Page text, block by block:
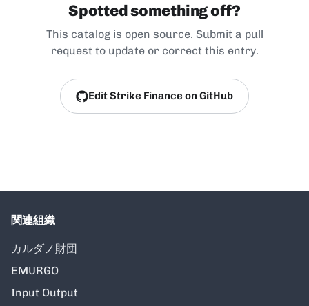
Spotted something off?
This catalog is open source. Submit a pull
request to update or correct this entry.
Edit Strike Finance on GitHub
関連組織
カルダノ財団
EMURGO
Input Output